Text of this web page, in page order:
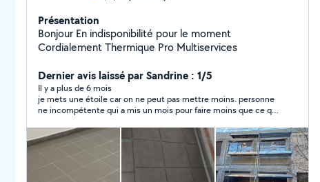
Présentation
Bonjour En indisponibilité pour le moment
Cordialement Thermique Pro Multiservices
Dernier avis laissé par Sandrine : 1/5
Il y a plus de 6 mois
je mets une étoile car on ne peut pas mettre moins. personne
ne incompétente qui a mis un mois pour faire moins que ce qui
avec plein de défaut et qui ose dire si vous regardez de loin, ça
ne se voit pas .... bref j'ai mis fin a la mission alors quil n'avait
tapissé que la moitié de ma pièce.... A ne pas faire confiance